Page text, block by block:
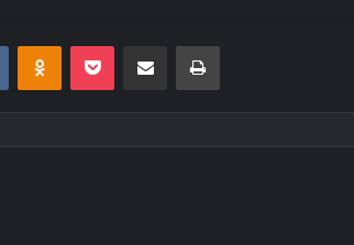
VKontakteOdnoklassniki
Pocket E-Posta ile paylaş Yazdır